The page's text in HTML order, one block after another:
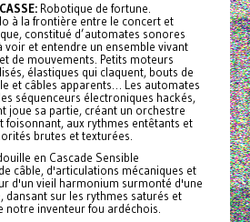
Robotique de fortune.
à la frontière entre le concert et
constitué d’automates sonores
voir et entendre un ensemble vivant
de mouvements. Petits moteurs
élastiques qui claquent, bouts de
et câbles apparents… Les automates
séquenceurs électroniques hackés,
joue sa partie, créant un orchestre
foisonnant, aux rythmes entêtants et
brutes et texturées.
en Cascade Sensible
câble, d'articulations mécaniques et
d'un vieil harmonium surmonté d'une
dansant sur les rythmes saturés et
notre inventeur fou ardéchois.